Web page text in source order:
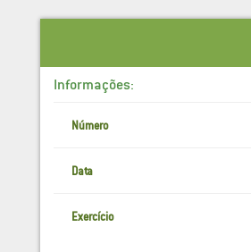
Informações:
Número
Data
Exercício